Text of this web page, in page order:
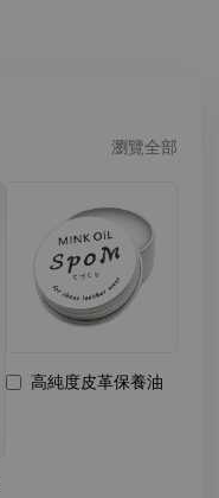
瀏覽全部
高純度皮革保養油